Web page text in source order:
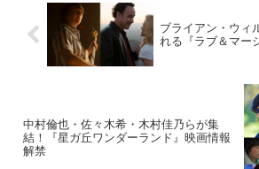
ブライアン・ウィ
れる『ラブ＆マー
中村倫也・佐々木希・木村佳乃らが集
結！『星ガ丘ワンダーランド』映画情報
解禁